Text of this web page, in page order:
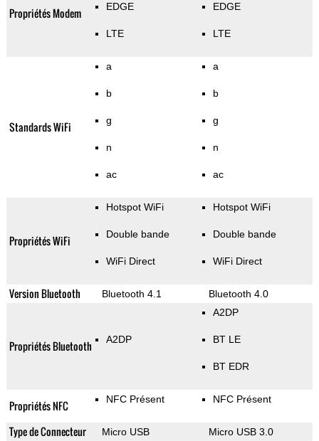
Propriétés Modem EDGE
LTE
EDGE
LTE
Standards WiFi
a
b
g
n
ac
a
b
g
n
ac
Propriétés WiFi
Hotspot WiFi
Double bande
WiFi Direct
Hotspot WiFi
Double bande
WiFi Direct
Version Bluetooth Bluetooth 4.1 Bluetooth 4.0
Propriétés Bluetooth A2DP
A2DP
BT LE
BT EDR
Propriétés NFC NFC Présent NFC Présent
Type de Connecteur Micro USB Micro USB 3.0